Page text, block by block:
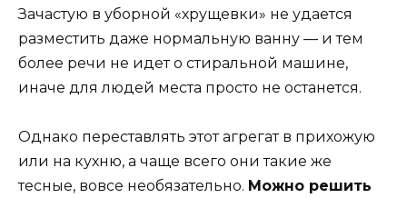
Зачастую в уборной «хрущевки» не удается
разместить даже нормальную ванну — и тем
более речи не идет о стиральной машине,
иначе для людей места просто не останется.
Однако переставлять этот агрегат в прихожую
или на кухню, а чаще всего они такие же
тесные, вовсе необязательно. Можно решить